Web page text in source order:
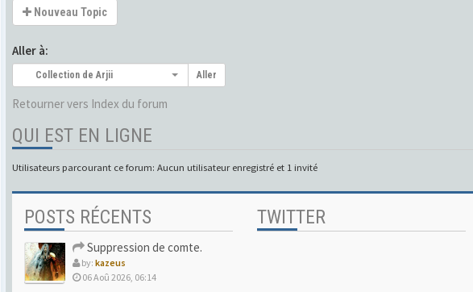
Nouveau Topic
Aller à:
Collection de Arjii Aller
Retourner vers Index du forum
QUI EST EN LIGNE
Utilisateurs parcourant ce forum: Aucun utilisateur enregistré et 1 invité
POSTS RÉCENTS
Suppression de comte.
by: kazeus
06 Aoû 2026, 06:14
TWITTER